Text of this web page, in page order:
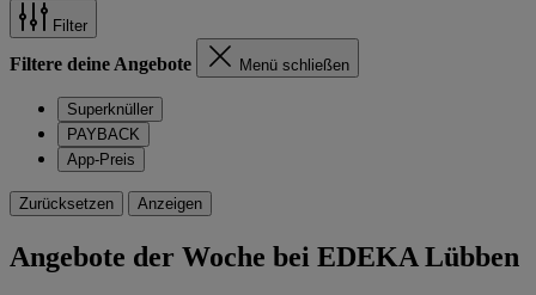
Filter
Filtere deine Angebote Menü schließen
Superknüller
PAYBACK
App-Preis
Zurücksetzen Anzeigen
Angebote der Woche bei EDEKA Lübben